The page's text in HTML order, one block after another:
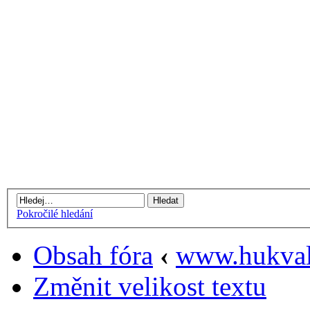
Pokročilé hledání
Obsah fóra ‹
Změnit velikost textu